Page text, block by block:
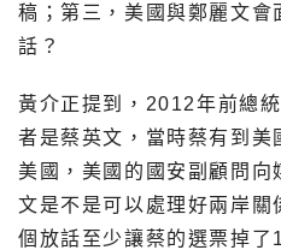
稿；第三，美國與鄭麗文會
話？
黃介正提到，2012年前總
者是蔡英文，當時蔡有到美
美國，美國的國安副顧問向
文是不是可以處理好兩岸關
個放話至少讓蔡的選票掉了